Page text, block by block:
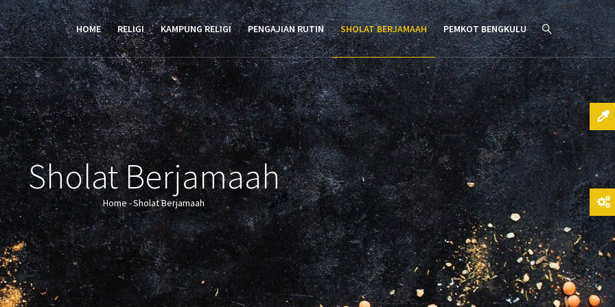
HOME RELIGI KAMPUNG RELIGI PENGAJIAN RUTIN SHOLAT BERJAMAAH PEMKOT BENGKULU
Sholat Berjamaah
Breadcrumb
Home-Sholat Berjamaah